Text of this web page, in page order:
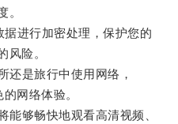
。
进行加密处理，保护您的
风险。
是旅行中使用网络，
网络体验。
够畅快地观看高清视频、